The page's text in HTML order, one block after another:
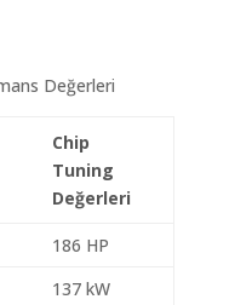
Değerleri
Chip
Tuning
Değerleri
186 HP
137 kW